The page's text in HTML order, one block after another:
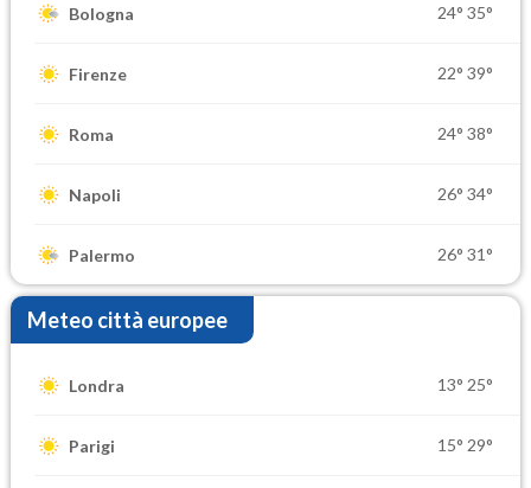
Bologna 24° 35°
Firenze 22° 39°
Roma 24° 38°
Napoli 26° 34°
Palermo 26° 31°
Meteo città europee
Londra 13° 25°
Parigi 15° 29°